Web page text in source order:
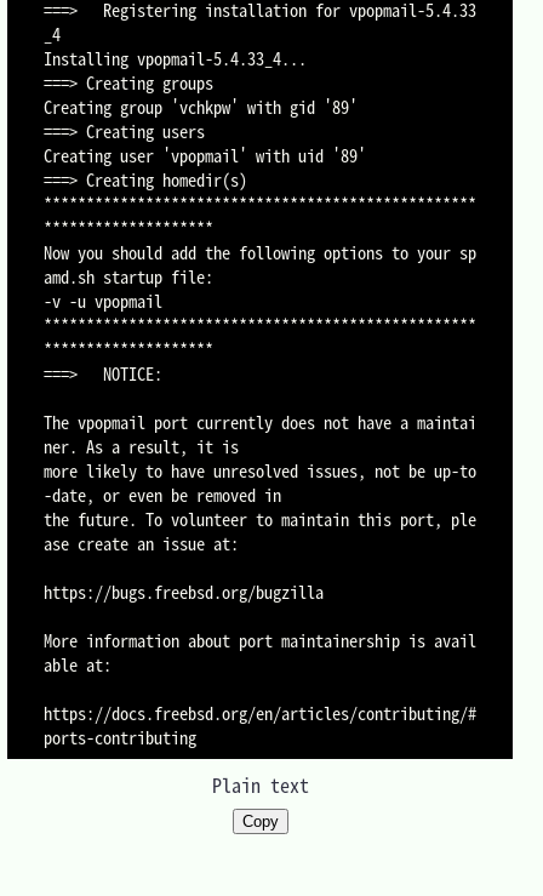
===>   Registering installation for vpopmail-5.4.33
_4
Installing vpopmail-5.4.33_4...
===> Creating groups
Creating group 'vchkpw' with gid '89'
===> Creating users
Creating user 'vpopmail' with uid '89'
===> Creating homedir(s)
***************************************************
********************
Now you should add the following options to your sp
amd.sh startup file:
-v -u vpopmail
***************************************************
********************
===>   NOTICE:
The vpopmail port currently does not have a maintai
ner. As a result, it is
more likely to have unresolved issues, not be up-to
-date, or even be removed in
the future. To volunteer to maintain this port, ple
ase create an issue at:
https://bugs.freebsd.org/bugzilla
More information about port maintainership is avail
able at:
https://docs.freebsd.org/en/articles/contributing/#
Plain text
Copy